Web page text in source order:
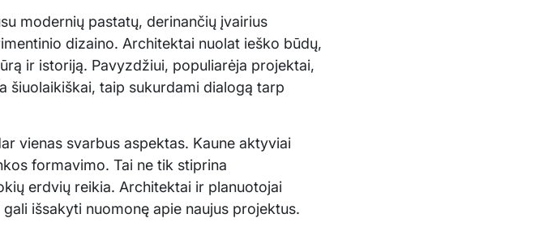
modernių pastatų, derinančių įvairius
dizaino. Architektai nuolat ieško būdų,
ir istoriją. Pavyzdžiui, populiarėja projektai,
šiuolaikiškai, taip sukurdami dialogą tarp
vienas svarbus aspektas. Kaune aktyviai
formavimo. Tai ne tik stiprina
erdvių reikia. Architektai ir planuotojai
išsakyti nuomonę apie naujus projektus.